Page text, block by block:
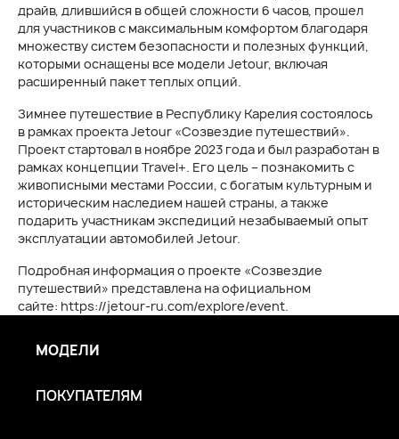
драйв, длившийся в общей сложности 6 часов, прошел
для участников с максимальным комфортом благодаря
множеству систем безопасности и полезных функций,
которыми оснащены все модели Jetour, включая
расширенный пакет теплых опций.
Зимнее путешествие в Республику Карелия состоялось
в рамках проекта Jetour «Созвездие путешествий».
Проект стартовал в ноябре 2023 года и был разработан в
рамках концепции Travel+. Его цель – познакомить с
живописными местами России, с богатым культурным и
историческим наследием нашей страны, а также
подарить участникам экспедиций незабываемый опыт
эксплуатации автомобилей Jetour.
Подробная информация о проекте «Созвездие
путешествий» представлена на официальном
сайте: https://jetour-ru.com/explore/event.
МОДЕЛИ
ПОКУПАТЕЛЯМ